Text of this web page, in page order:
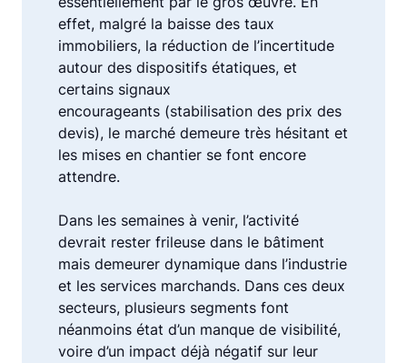
effet, malgré la baisse des taux
immobiliers, la réduction de l’incertitude
autour des dispositifs étatiques, et
certains signaux
encourageants (stabilisation des prix des
devis), le marché demeure très hésitant et
les mises en chantier se font encore
attendre.
Dans les semaines à venir, l’activité
devrait rester frileuse dans le bâtiment
mais demeurer dynamique dans l’industrie
et les services marchands. Dans ces deux
secteurs, plusieurs segments font
néanmoins état d’un manque de visibilité,
voire d’un impact déjà négatif sur leur